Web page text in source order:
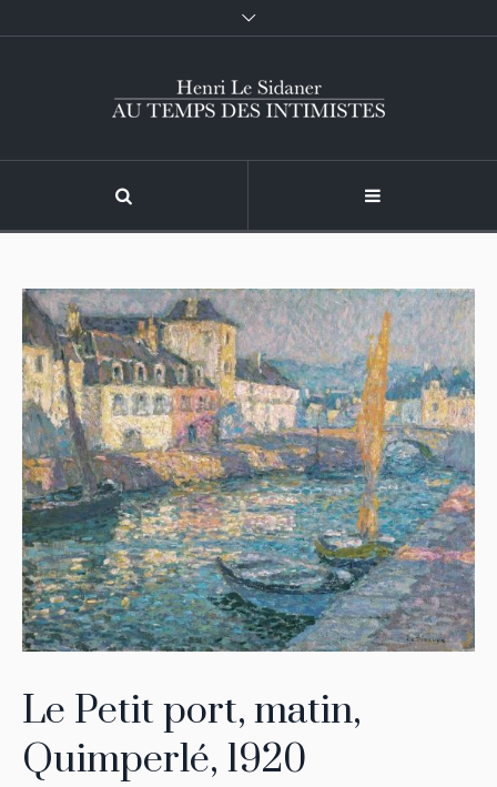
Le Petit port, matin,
Quimperlé, 1920